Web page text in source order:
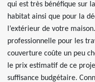
qui est très bénéfique sur
habitat ainsi que pour la
l’extérieur de votre
professionnelle pour les
couverture coûte un peu
le prix estimatif de ce
suffisance budgétaire.